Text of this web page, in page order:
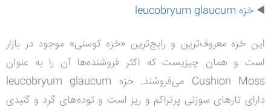
◀️ خزه leucobryum glaucum
این خزه معروف‌ترین و رایج‌ترین «خزه کوسنی» موجود در بازار
است و همان چیزیست که اکثر فروشنده‌ها آن را به عنوان
Cushion Moss می‌فروشند. خزه
leucobryum glaucum
دارای تارهای سوزنی پرتراکم و ریز است و توده‌های گرد و گنبدی